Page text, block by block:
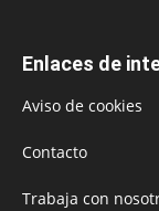
Enlaces de
Aviso de cookies
Contacto
Trabaja con